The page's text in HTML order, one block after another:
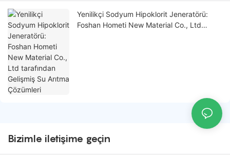
Yenilikçi Sodyum Hipoklorit Jeneratörü:
Foshan Hometi New Material Co., Ltd
Bizimle iletişime geçin